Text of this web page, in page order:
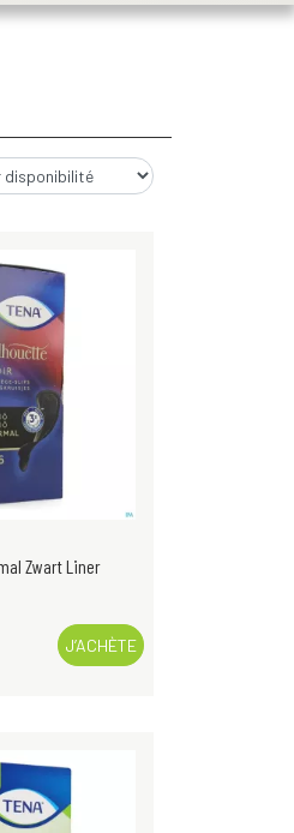
Zwart Liner
J’ACHÈTE